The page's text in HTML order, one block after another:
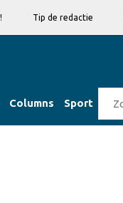
Tip de redactie
Columns Sport